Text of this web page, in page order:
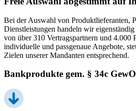
Bei der Auswahl von Produktlieferanten,
Dienstleistungen handeln wir
von über 310 Vertragspartnern und 4.000
individuelle und passgenaue Angebote,
Zielen unserer Mandanten entsprechend.
Bankprodukte gem. § 34c GewO